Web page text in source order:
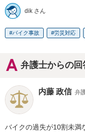
dik さん
バイク事故 労災対応
弁護士からの
内藤 政信 弁
バイクの過失が10割未満